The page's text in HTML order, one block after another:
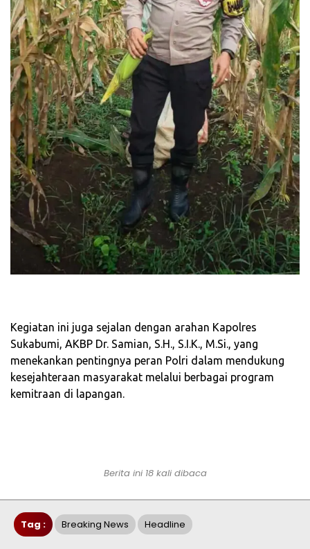
‎Kegiatan ini juga sejalan dengan arahan Kapolres
Sukabumi, AKBP Dr. Samian, S.H., S.I.K., M.Si., yang
menekankan pentingnya peran Polri dalam mendukung
kesejahteraan masyarakat melalui berbagai program
kemitraan di lapangan.
Berita ini 18 kali dibaca
Tag : Breaking News Headline